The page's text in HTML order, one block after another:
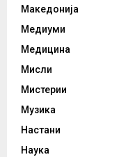
Македонија
Медиуми
Медицина
Мисли
Мистерии
Музика
Настани
Наука